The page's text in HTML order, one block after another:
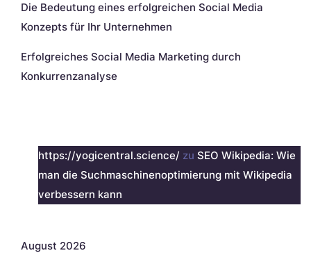
Die Bedeutung eines erfolgreichen Social Media
Konzepts für Ihr Unternehmen
Erfolgreiches Social Media Marketing durch
Konkurrenzanalyse
https://yogicentral.science/ zu SEO Wikipedia: Wie
man die Suchmaschinenoptimierung mit Wikipedia
verbessern kann
August 2026